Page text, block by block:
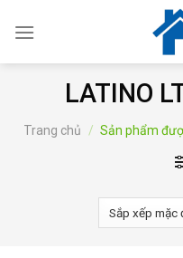
LATINO
Trang chủ / Sản phẩm